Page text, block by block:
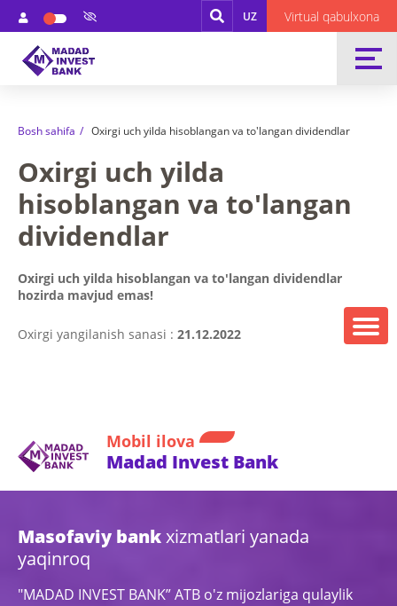
UZ Virtual qabulxona
Bosh sahifa Oxirgi uch yilda hisoblangan va to'langan dividendlar
Oxirgi uch yilda
hisoblangan va to'langan
dividendlar
Oxirgi uch yilda hisoblangan va to'langan dividendlar
hozirda mavjud emas!
Oxirgi yangilanish sanasi : 21.12.2022
Mobil ilova
Madad Invest Bank
Masofaviy bankxizmatlari yanada
yaqinroq
"MADAD INVEST BANK” ATB o'z mijozlariga qulaylik